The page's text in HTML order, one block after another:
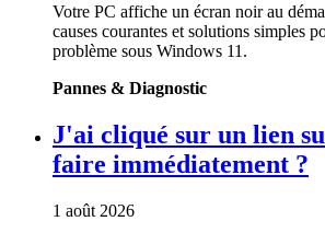
Votre PC affiche un écran noir au
causes courantes et solutions simples
problème sous Windows 11.
Pannes & Diagnostic
J'ai cliqué sur un lien
faire immédiatement ?
1 août 2026